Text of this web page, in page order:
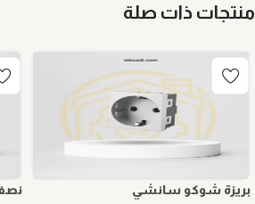
منتجات ذات صلة
بريزة شوكو سانشي